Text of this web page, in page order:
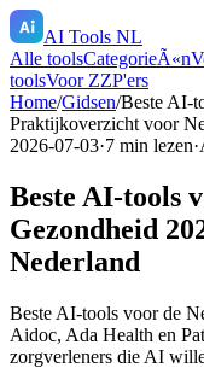
AI Tools NL
Alle toolsCategorieÃ«n
toolsVoor ZZP'ers
Home/Gidsen/Beste AI-
Praktijkoverzicht voor
2026-07-03·7 min lezen·
Beste AI-tools
Gezondheid
Nederland
Beste AI-tools voor de
Aidoc, Ada Health en
zorgverleners die AI